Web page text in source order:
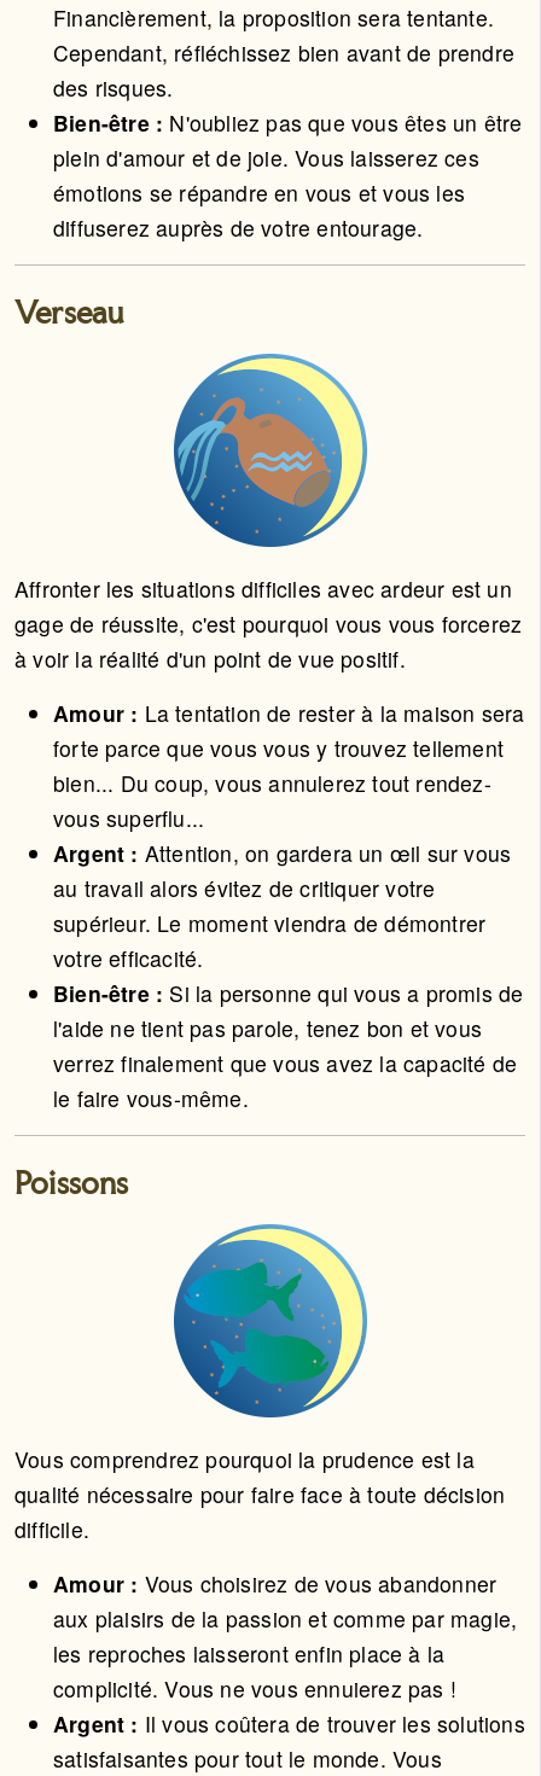
Financièrement, la proposition sera tentante.
Cependant, réfléchissez bien avant de prendre
des risques.
Bien-être : N'oubliez pas que vous êtes un être
plein d'amour et de joie. Vous laisserez ces
émotions se répandre en vous et vous les
diffuserez auprès de votre entourage.
Verseau
Affronter les situations difficiles avec ardeur est un
gage de réussite, c'est pourquoi vous vous forcerez
à voir la réalité d'un point de vue positif.
Amour : La tentation de rester à la maison sera
forte parce que vous vous y trouvez tellement
bien... Du coup, vous annulerez tout rendez-
vous superflu...
Argent : Attention, on gardera un œil sur vous
au travail alors évitez de critiquer votre
supérieur. Le moment viendra de démontrer
votre efficacité.
Bien-être : Si la personne qui vous a promis de
l'aide ne tient pas parole, tenez bon et vous
verrez finalement que vous avez la capacité de
le faire vous-même.
Poissons
Vous comprendrez pourquoi la prudence est la
qualité nécessaire pour faire face à toute décision
difficile.
Amour : Vous choisirez de vous abandonner
aux plaisirs de la passion et comme par magie,
les reproches laisseront enfin place à la
complicité. Vous ne vous ennuierez pas !
Argent : Il vous coûtera de trouver les solutions
satisfaisantes pour tout le monde. Vous